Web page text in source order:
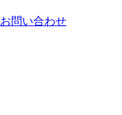
お問い合わせ